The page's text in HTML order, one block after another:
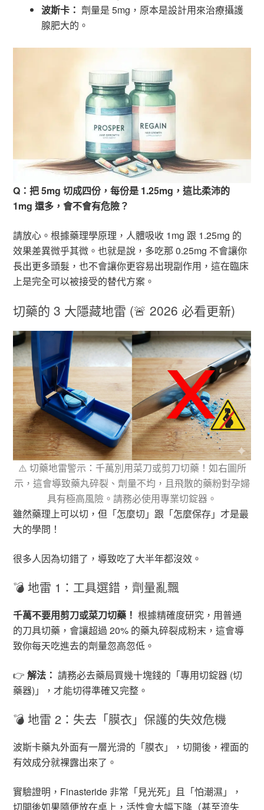
波斯卡： 劑量是 5mg，原本是設計用來治療攝護
腺肥大的。
Q：把 5mg 切成四份，每份是 1.25mg，這比柔沛的
1mg 還多，會不會有危險？
請放心。根據藥理學原理，人體吸收 1mg 跟 1.25mg 的
效果差異微乎其微。也就是說，多吃那 0.25mg 不會讓你
長出更多頭髮，也不會讓你更容易出現副作用，這在臨床
上是完全可以被接受的替代方案。
切藥的 3 大隱藏地雷 (🚨 2026 必看更新)
⚠️ 切藥地雷警示：千萬別用菜刀或剪刀切藥！如右圖所
示，這會導致藥丸碎裂、劑量不均，且飛散的藥粉對孕婦
具有極高風險。請務必使用專業切錠器。
雖然藥理上可以切，但「怎麼切」跟「怎麼保存」才是最
大的學問！
很多人因為切錯了，導致吃了大半年都沒效。
💣 地雷 1：工具選錯，劑量亂飄
千萬不要用剪刀或菜刀切藥！ 根據精確度研究，用普通
的刀具切藥，會讓超過 20% 的藥丸碎裂成粉末，這會導
致你每天吃進去的劑量忽高忽低。
👉解法： 請務必去藥局買幾十塊錢的「專用切錠器 (切
藥器)」，才能切得準確又完整。
💣 地雷 2：失去「膜衣」保護的失效危機
波斯卡藥丸外面有一層光滑的「膜衣」，切開後，裡面的
有效成分就裸露出來了。
實驗證明，Finasteride 非常「見光死」且「怕潮濕」，
切開後如果隨便放在桌上，活性會大幅下降（甚至流失